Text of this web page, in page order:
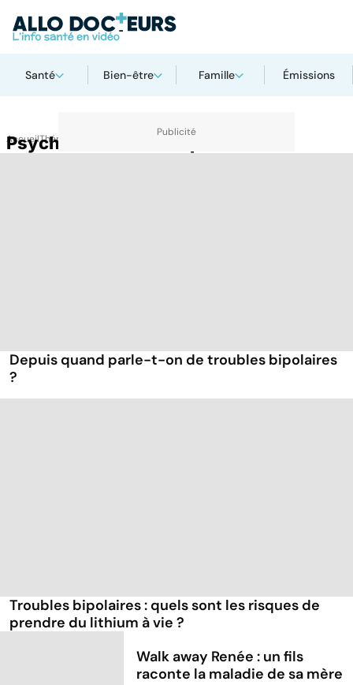
Santé Bien-être Famille Émissions
AccueilThématiques
Psychose maniacodépressive
Depuis quand parle-t-on de troubles bipolaires
?
Troubles bipolaires : quels sont les risques de
prendre du lithium à vie ?
Walk away Renée : un fils
raconte la maladie de sa mère